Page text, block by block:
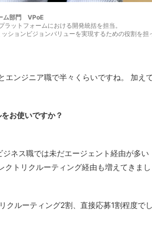
ム部門 VPoE
ットフォームにおける開発統括を担当。
ションビジョンバリューを実現するための役割を担
エンジニア職で半々くらいですね。 加え
お使いですか？
ネス職では未だエージェント経由が多い
トリクルーティング経由も増えてきまし
クルーティング2割、直接応募1割程度で